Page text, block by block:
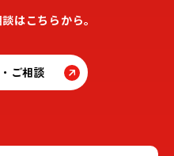
はこちらから。
ご相談